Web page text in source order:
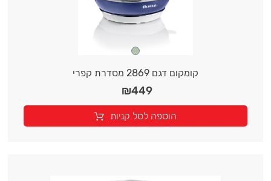
קומקום דגם 2869 מסדרת קפרי
₪449
הוספה לסל קניות